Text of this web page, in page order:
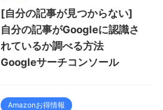
[自分の記事が見つからない]
自分の記事がGoogleに認識さ
れているか調べる方法
Googleサーチコンソール
Amazonお得情報